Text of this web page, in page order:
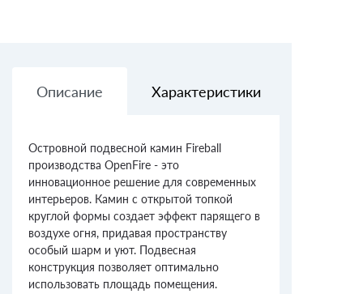
Описание Характеристики
Островной подвесной камин Fireball
производства OpenFire - это
инновационное решение для современных
интерьеров. Камин с открытой топкой
круглой формы создает эффект парящего в
воздухе огня, придавая пространству
особый шарм и уют. Подвесная
конструкция позволяет оптимально
использовать площадь помещения.